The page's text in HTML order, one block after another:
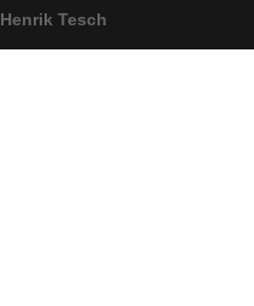
Henrik Tesch